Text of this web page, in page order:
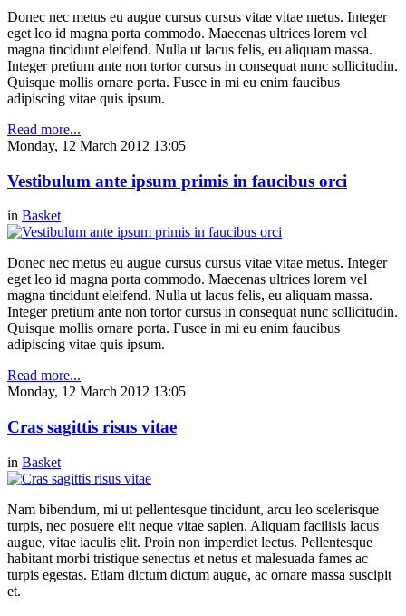
Donec nec metus eu augue cursus cursus vitae vitae metus. Integer
eget leo id magna porta commodo. Maecenas ultrices lorem vel
magna tincidunt eleifend. Nulla ut lacus felis, eu aliquam massa.
Integer pretium ante non tortor cursus in consequat nunc sollicitudin.
Quisque mollis ornare porta. Fusce in mi eu enim faucibus
adipiscing vitae quis ipsum.
Read more...
Monday, 12 March 2012 13:05
Vestibulum ante ipsum primis in faucibus orci
in Basket
Donec nec metus eu augue cursus cursus vitae vitae metus. Integer
eget leo id magna porta commodo. Maecenas ultrices lorem vel
magna tincidunt eleifend. Nulla ut lacus felis, eu aliquam massa.
Integer pretium ante non tortor cursus in consequat nunc sollicitudin.
Quisque mollis ornare porta. Fusce in mi eu enim faucibus
adipiscing vitae quis ipsum.
Read more...
Monday, 12 March 2012 13:05
Cras sagittis risus vitae
in Basket
Nam bibendum, mi ut pellentesque tincidunt, arcu leo scelerisque
turpis, nec posuere elit neque vitae sapien. Aliquam facilisis lacus
augue, vitae iaculis elit. Proin non imperdiet lectus. Pellentesque
habitant morbi tristique senectus et netus et malesuada fames ac
turpis egestas. Etiam dictum dictum augue, ac ornare massa suscipit
et.